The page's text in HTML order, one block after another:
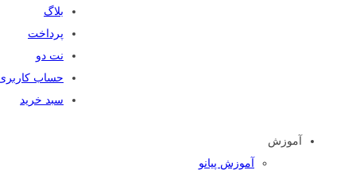
بلاگ
پرداخت
نت دو
حساب
سبد خرید
آموزش
آموزش پیانو